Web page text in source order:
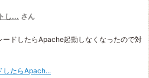
し... さん
ドしたらApache起動しなくなったので対
したらApach...